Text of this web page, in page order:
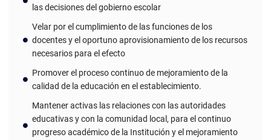
las decisiones del gobierno escolar
Velar por el cumplimiento de las funciones de los
docentes y el oportuno aprovisionamiento de los recursos
necesarios para el efecto
Promover el proceso continuo de mejoramiento de la
calidad de la educación en el establecimiento.
Mantener activas las relaciones con las autoridades
educativas y con la comunidad local, para el continuo
progreso académico de la Institución y el mejoramiento